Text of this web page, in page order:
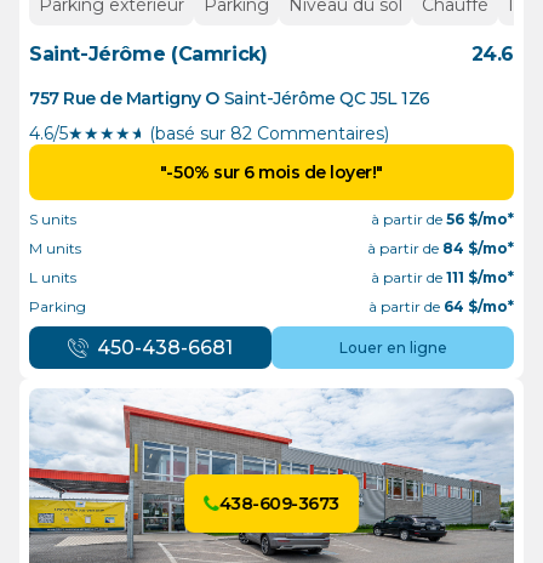
Parking extérieur Parking Niveau du sol Chauffé
Saint-Jérôme (Camrick) 24.6
757 Rue de Martigny O Saint-Jérôme QC J5L 1Z6
4.6/5★★★★½ (basé sur 82 Commentaires)
"-50% sur 6 mois de loyer!"
S units à partir de 56 $/mo*
M units
à partir de 84 $/mo*
L units
à partir de 111 $/mo*
Parking
à partir de 64 $/mo*
450-438-6681 Louer en ligne
438-609-3673